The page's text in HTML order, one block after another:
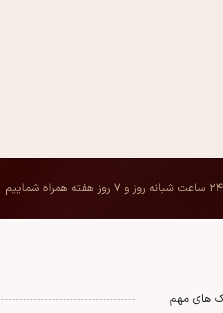
۲۴ ساعت شبانه روز و ۷ روز هفته همراه شماییم
های مهم